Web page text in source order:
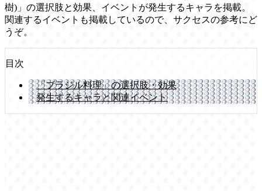
樹)」の選択肢と効果、イベントが発生するキャラを掲載。
関連するイベントも掲載しているので、サクセスの参考にど
うぞ。
目次
「ブラジル料理」の選択肢・効果
発生するキャラと関連イベント